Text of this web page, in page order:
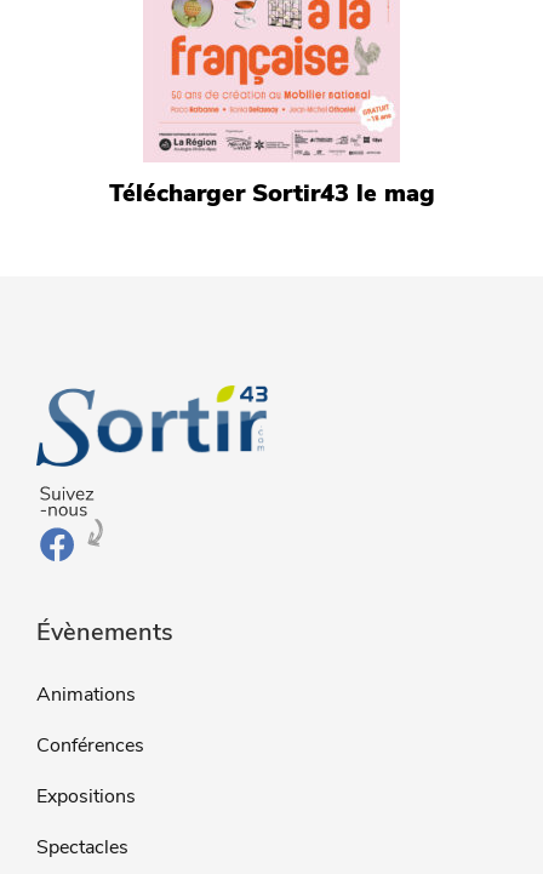
Télécharger Sortir43 le mag
Évènements
Animations
Conférences
Expositions
Spectacles